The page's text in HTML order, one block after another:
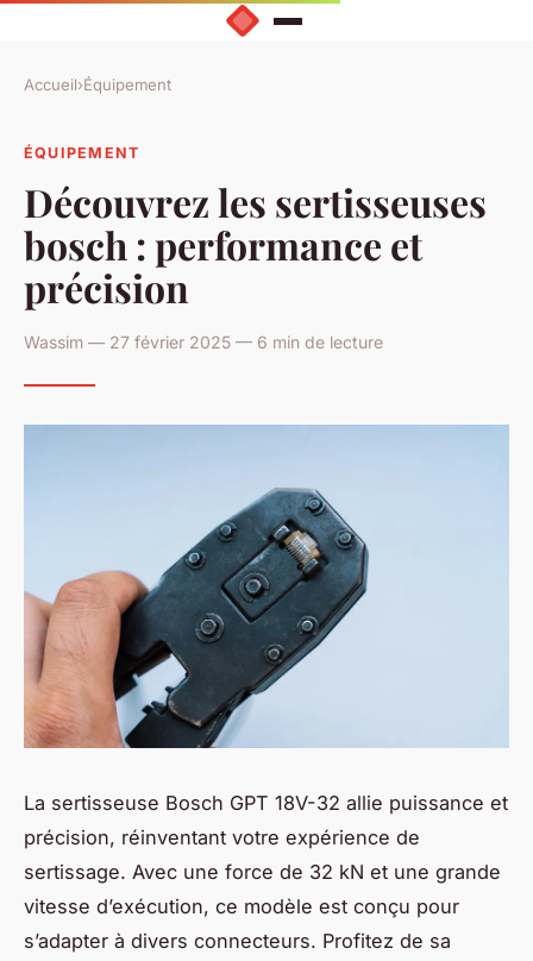
Accueil›Équipement
ÉQUIPEMENT
Découvrez les sertisseuses
bosch : performance et
précision
Wassim — 27 février 2025 — 6 min de lecture
La sertisseuse Bosch GPT 18V-32 allie puissance et
précision, réinventant votre expérience de
sertissage. Avec une force de 32 kN et une grande
vitesse d’exécution, ce modèle est conçu pour
s’adapter à divers connecteurs. Profitez de sa